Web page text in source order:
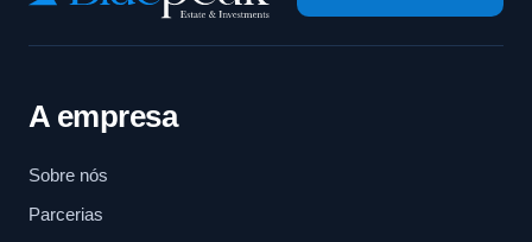
A empresa
Sobre nós
Parcerias